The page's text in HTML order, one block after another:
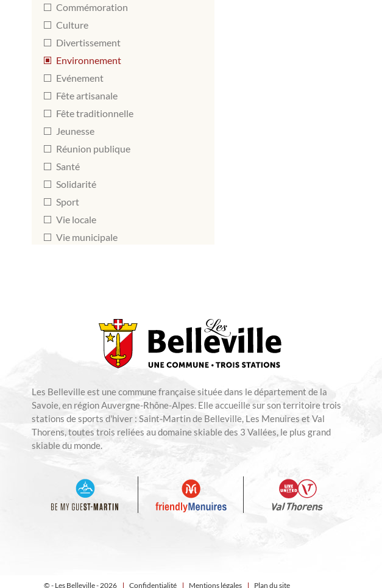
Commémoration
Culture
Divertissement
Environnement
Evénement
Fête artisanale
Fête traditionnelle
Jeunesse
Réunion publique
Santé
Solidarité
Sport
Vie locale
Vie municipale
Les Belleville est une commune française située dans le département de la
Savoie, en région Auvergne-Rhône-Alpes. Elle accueille sur son territoire trois
stations de sports d'hiver : Saint-Martin de Belleville, Les Menuires et Val
Thorens, toutes trois reliées au domaine skiable des 3 Vallées, le plus grand
skiable du monde.
© - Les Belleville - 2026 Confidentialité Mentions légales Plan du site